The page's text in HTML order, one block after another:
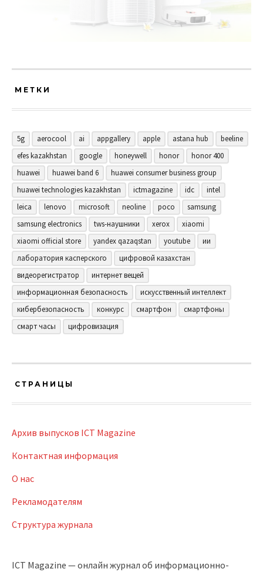
МЕТКИ
5g aerocool ai appgallery apple astana hub
beeline
efes kazakhstan
google honeywell honor
honor 400
huawei
huawei band 6
huawei consumer business group
huawei technologies kazakhstan
ictmagazine idc
intel
leica
lenovo microsoft neoline poco
samsung
samsung electronics
tws-наушники xerox
xiaomi
xiaomi official store
yandex qazaqstan youtube
ии
лаборатория касперского
цифровой казахстан
видеорегистратор
интернет вещей
информационная безопасность
искусственный интеллект
кибербезопасность
конкурс смартфон
смартфоны
смарт часы
цифровизация
СТРАНИЦЫ
Архив выпусков ICT Magazine
Контактная информация
О нас
Рекламодателям
Структура журнала
ICT Magazine — онлайн журнал об информационно-